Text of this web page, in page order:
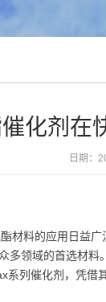
化剂在
日期：
材料的应用日益
多领域的首选材
列催化剂，凭借